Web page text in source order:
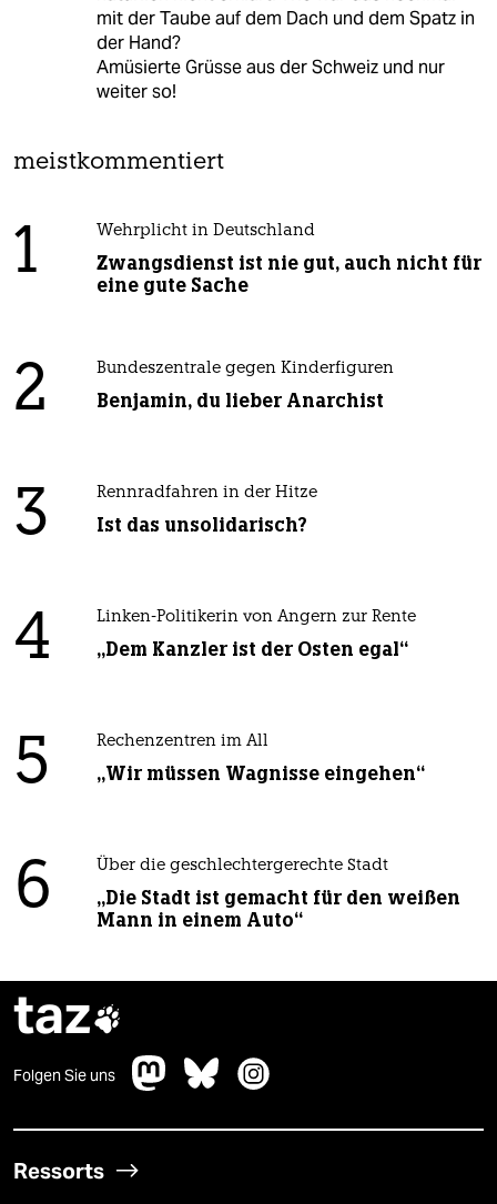
mit der Taube auf dem Dach und dem Spatz in
der Hand?
Amüsierte Grüsse aus der Schweiz und nur
weiter so!
meistkommentiert
1 Wehrplicht in Deutschland
Zwangsdienst ist nie gut, auch nicht für
eine gute Sache
2 Bundeszentrale gegen Kinderfiguren
Benjamin, du lieber Anarchist
3 Rennradfahren in der Hitze
Ist das unsolidarisch?
4 Linken-Politikerin von Angern zur Rente
„Dem Kanzler ist der Osten egal“
5 Rechenzentren im All
„Wir müssen Wagnisse eingehen“
6 Über die geschlechtergerechte Stadt
„Die Stadt ist gemacht für den weißen
Mann in einem Auto“
taz
Folgen Sie uns
Ressorts